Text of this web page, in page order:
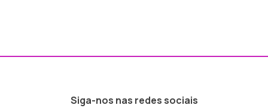
Siga-nos nas redes sociais